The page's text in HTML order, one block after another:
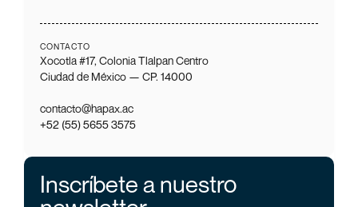
CONTACTO
Xocotla #17, Colonia Tlalpan Centro
Ciudad de México — CP. 14000
contacto@hapax.ac
+52 (55) 5655 3575
Inscríbete a nuestro